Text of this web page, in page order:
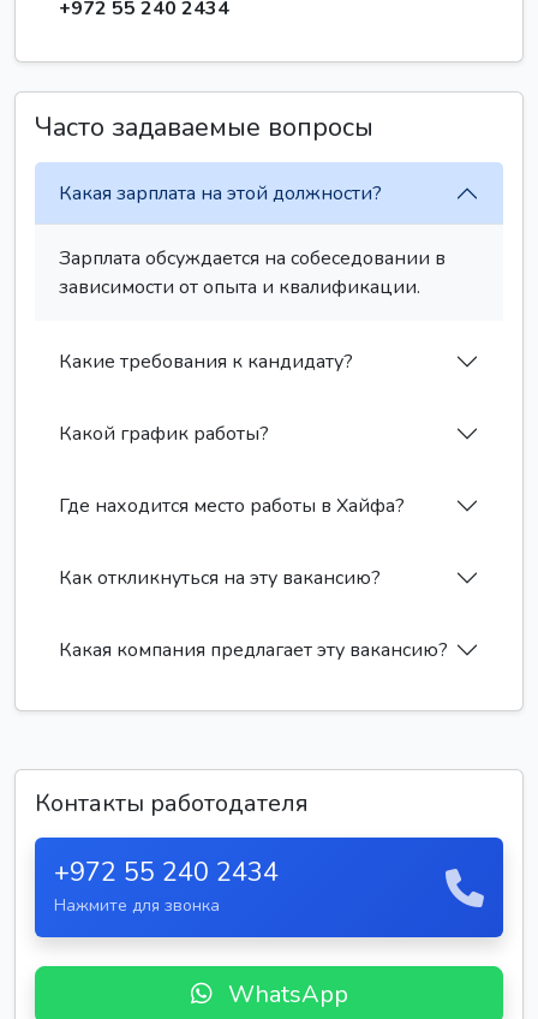
+972 55 240 2434
Часто задаваемые вопросы
Какая зарплата на этой должности?
Зарплата обсуждается на собеседовании в
зависимости от опыта и квалификации.
Какие требования к кандидату?
Какой график работы?
Где находится место работы в Хайфа?
Как откликнуться на эту вакансию?
Какая компания предлагает эту вакансию?
Контакты работодателя
+972 55 240 2434
Нажмите для звонка
WhatsApp